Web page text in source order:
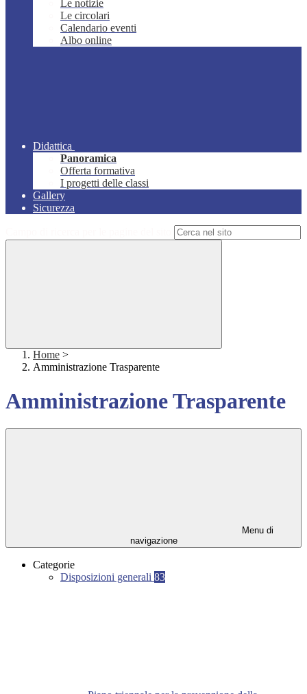
Le notizie
Le circolari
Calendario eventi
Albo online
Didattica
Panoramica
Offerta formativa
I progetti delle classi
Gallery
Sicurezza
Home >
Amministrazione Trasparente
Amministrazione Trasparente
Menu di
navigazione
Categorie
Disposizioni generali 83